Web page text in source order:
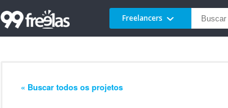
Freelancers
« Buscar todos os projetos